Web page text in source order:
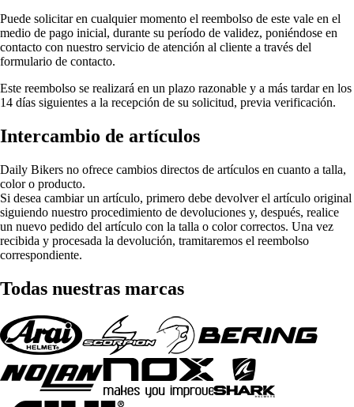
Puede solicitar en cualquier momento el reembolso de este vale en el
medio de pago inicial, durante su período de validez, poniéndose en
contacto con nuestro servicio de atención al cliente a través del
formulario de contacto.
Este reembolso se realizará en un plazo razonable y a más tardar en los
14 días siguientes a la recepción de su solicitud, previa verificación.
Intercambio de artículos
Daily Bikers no ofrece cambios directos de artículos en cuanto a talla,
color o producto.
Si desea cambiar un artículo, primero debe devolver el artículo original
siguiendo nuestro procedimiento de devoluciones y, después, realice
un nuevo pedido del artículo con la talla o color correctos. Una vez
recibida y procesada la devolución, tramitaremos el reembolso
correspondiente.
Todas nuestras marcas